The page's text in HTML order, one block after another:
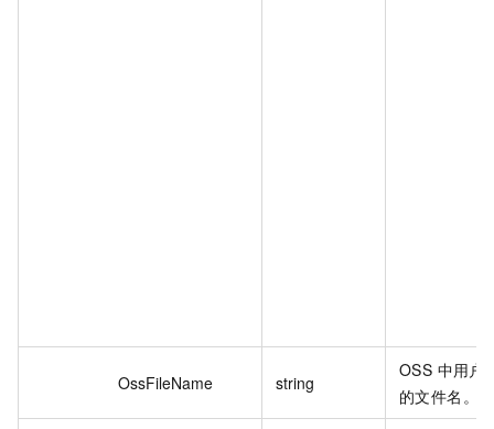
OssFileName string
OSS 中用户
的文件名。